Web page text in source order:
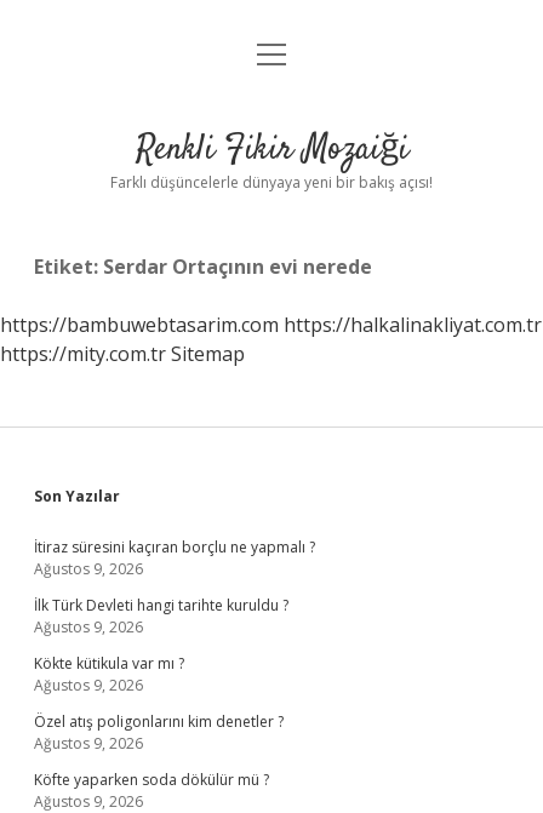
Anasayfa
Yasal Uyarı
menüyü
Renkli Fikir Mozaiği
Farklı düşüncelerle dünyaya yeni bir bakış açısı!
Etiket: Serdar Ortaçının evi nerede
https://bambuwebtasarim.com https://halkalinakliyat.com.tr
https://mity.com.trSitemap
Sidebar
Son Yazılar
İtiraz süresini kaçıran borçlu ne yapmalı ?
Ağustos 9, 2026
İlk Türk Devleti hangi tarihte kuruldu ?
Ağustos 9, 2026
Kökte kütikula var mı ?
Ağustos 9, 2026
Özel atış poligonlarını kim denetler ?
Ağustos 9, 2026
Köfte yaparken soda dökülür mü ?
Ağustos 9, 2026